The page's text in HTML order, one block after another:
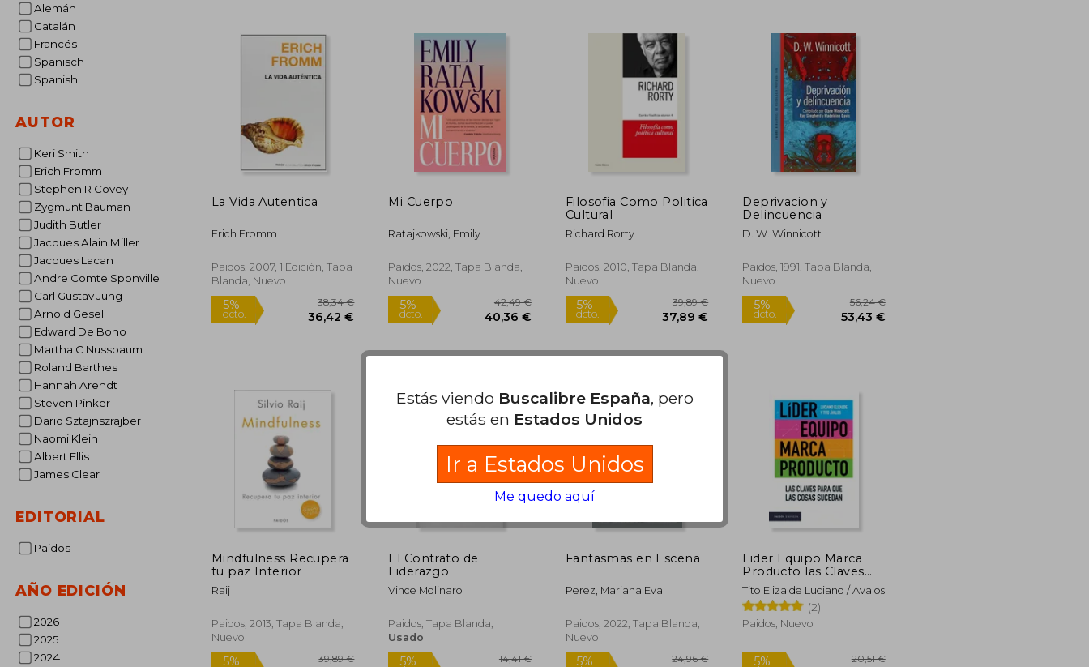
Alemán
Catalán
Francés
Spanisch
Spanish
AUTOR
Keri Smith
Erich Fromm
Stephen R Covey
Zygmunt Bauman
Judith Butler
Jacques Alain Miller
Jacques Lacan
Andre Comte Sponville
Carl Gustav Jung
Arnold Gesell
Edward De Bono
Martha C Nussbaum
Roland Barthes
Hannah Arendt
Steven Pinker
Dario Sztajnszrajber
Naomi Klein
Albert Ellis
James Clear
EDITORIAL
Paidos
AÑO EDICIÓN
2026
2025
2024
5%
dcto.
5%
dcto.
45,88 €
43,59 €
La Vida Autentica
Erich Fromm
Paidos, 2007, 1 Edición, Tapa
Blanda, Nuevo
5%
dcto.
Mi Cuerpo
Ratajkowski, Emily
Paidos, 2022, Tapa Blanda,
Nuevo
42,49 €
40,36 €
Filosofia Como Politica
Cultural
Richard Rorty
Paidos, 2010, Tapa Blanda,
Nuevo
39,89 €
37,89 €
Deprivacion y
Delincuencia
D. W. Winnicott
Paidos, 1991, Tapa Blanda,
Nuevo
5%
dcto.
Mindfulness Recupera
tu paz Interior
Raij
Paidos, 2013, Tapa Blanda,
Nuevo
El Contrato de
Liderazgo
Vince Molinaro
Paidos, Tapa Blanda,
Usado
Fantasmas en Escena
Perez, Mariana Eva
Paidos, 2022, Tapa Blanda,
Nuevo
Lider Equipo Marca
Producto las Claves
Para que las Cosas
Sucedan
Tito Elizalde Luciano / Avalos
(2)
Paidos, Nuevo
Estás viendo Buscalibre España, pero
estás en Estados Unidos
Ir a Estados Unidos
Me quedo aquí